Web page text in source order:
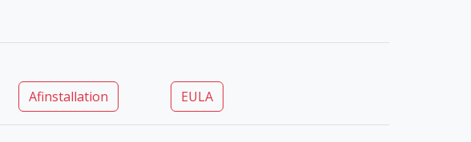
Afinstallation EULA